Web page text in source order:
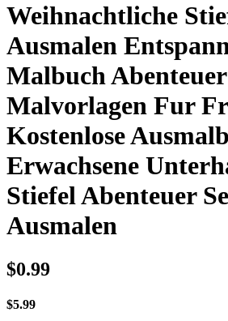
Weihnachtliche
Ausmalen
Malbuch Abenteuer
Malvorlagen Fur
Kostenlose
Erwachsene
Stiefel Abenteuer
Ausmalen
$0.99
$5.99